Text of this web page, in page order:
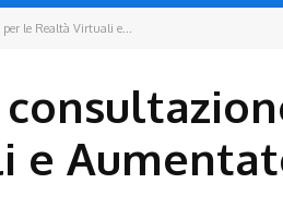
le Realtà Virtuali e...
e